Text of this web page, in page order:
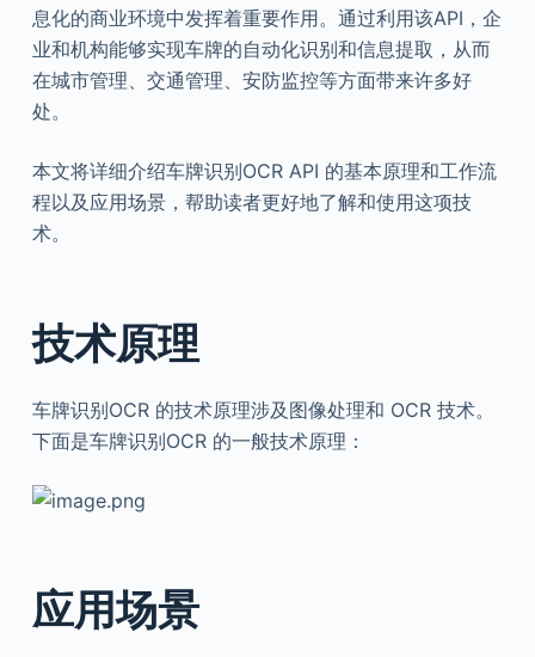
息化的商业环境中发挥着重要作用。通过利用该API，企
业和机构能够实现车牌的自动化识别和信息提取，从而
在城市管理、交通管理、安防监控等方面带来许多好
处。
本文将详细介绍车牌识别OCR API 的基本原理和工作流
程以及应用场景，帮助读者更好地了解和使用这项技
术。
技术原理
车牌识别OCR 的技术原理涉及图像处理和 OCR 技术。
下面是车牌识别OCR 的一般技术原理：
应用场景